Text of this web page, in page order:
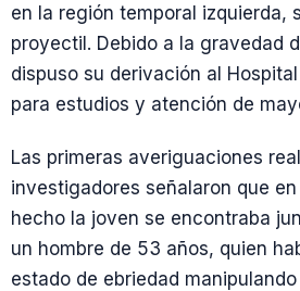
en la región temporal izquierda,
proyectil. Debido a la gravedad
dispuso su derivación al
para estudios y atención de
Las primeras averiguaciones
investigadores señalaron que en
hecho la joven se encontraba
un hombre de 53 años, quien
estado de ebriedad